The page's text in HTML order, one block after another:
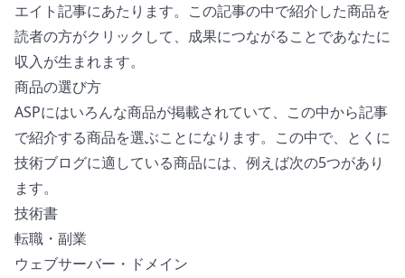
エイト記事にあたります。この記事の中で紹介した商品を
読者の方がクリックして、成果につながることであなたに
収入が生まれます。
商品の選び方
ASPにはいろんな商品が掲載されていて、この中から記事
で紹介する商品を選ぶことになります。この中で、とくに
技術ブログに適している商品には、例えば次の5つがあり
ます。
技術書
転職・副業
ウェブサーバー・ドメイン